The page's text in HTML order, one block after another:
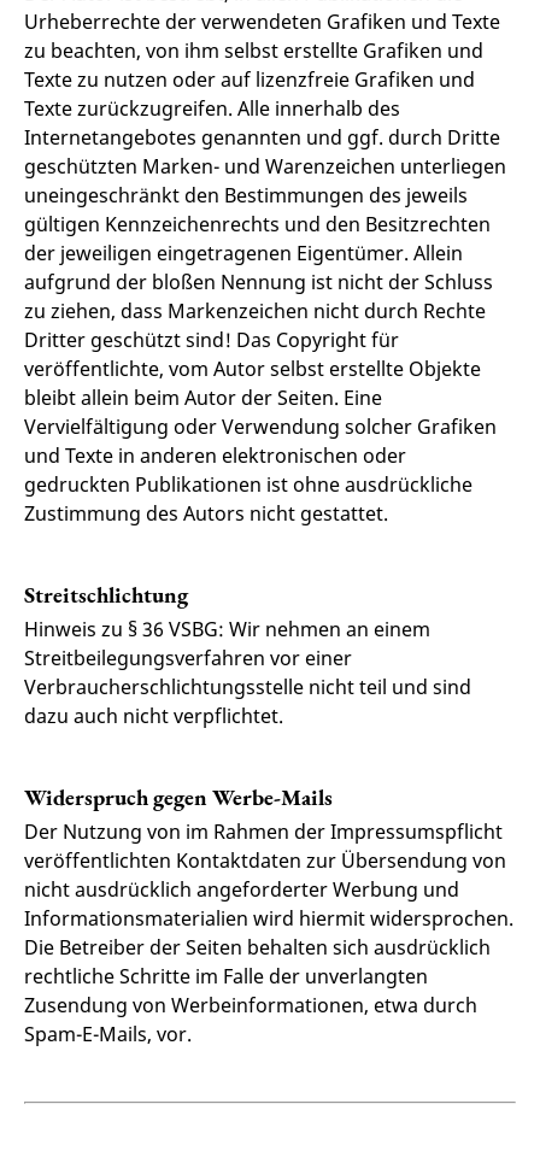
Urheberrechte der verwendeten Grafiken und Texte
zu beachten, von ihm selbst erstellte Grafiken und
Texte zu nutzen oder auf lizenzfreie Grafiken und
Texte zurückzugreifen. Alle innerhalb des
Internetangebotes genannten und ggf. durch Dritte
geschützten Marken- und Warenzeichen unterliegen
uneingeschränkt den Bestimmungen des jeweils
gültigen Kennzeichenrechts und den Besitzrechten
der jeweiligen eingetragenen Eigentümer. Allein
aufgrund der bloßen Nennung ist nicht der Schluss
zu ziehen, dass Markenzeichen nicht durch Rechte
Dritter geschützt sind! Das Copyright für
veröffentlichte, vom Autor selbst erstellte Objekte
bleibt allein beim Autor der Seiten. Eine
Vervielfältigung oder Verwendung solcher Grafiken
und Texte in anderen elektronischen oder
gedruckten Publikationen ist ohne ausdrückliche
Zustimmung des Autors nicht gestattet.
Streitschlichtung
Hinweis zu § 36 VSBG: Wir nehmen an einem
Streitbeilegungsverfahren vor einer
Verbraucherschlichtungsstelle nicht teil und sind
dazu auch nicht verpflichtet.
Widerspruch gegen Werbe-Mails
Der Nutzung von im Rahmen der Impressumspflicht
veröffentlichten Kontaktdaten zur Übersendung von
nicht ausdrücklich angeforderter Werbung und
Informationsmaterialien wird hiermit widersprochen.
Die Betreiber der Seiten behalten sich ausdrücklich
rechtliche Schritte im Falle der unverlangten
Zusendung von Werbeinformationen, etwa durch
Spam-E-Mails, vor.